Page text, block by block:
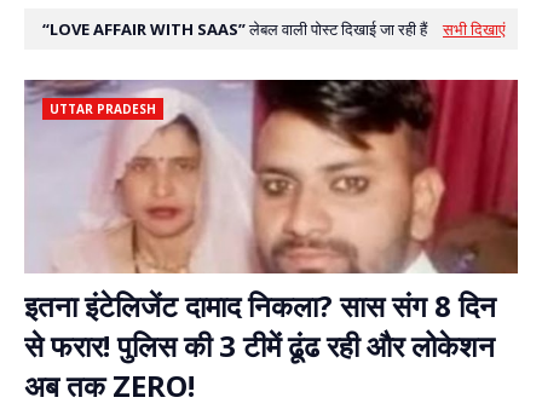
LOVE AFFAIR WITH SAAS लेबल वाली पोस्ट दिखाई जा रही हैं सभी दिखाएं
UTTAR PRADESH
इतना इंटेलिजेंट दामाद निकला? सास संग 8 दिन
से फरार! पुलिस की 3 टीमें ढूंढ रही और लोकेशन
अब तक ZERO!